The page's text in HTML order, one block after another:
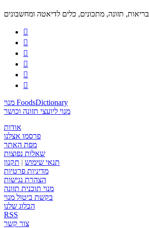
בריאות, תזונה, מתכונים, כלים לדיאטה ומחשבונים






מנוי FoodsDictionary
מנוי ליועצי תזונה וכושר
אודות
פרסמו אצלנו
מפת האתר
שאלות נפוצות
תנאי שימוש | תקנון
מדיניות פרטיות
הצהרת נגישות
מנוי תוכנית תזונה
בקשת ביטול מנוי
הבלוג שלנו
RSS
צור קשר